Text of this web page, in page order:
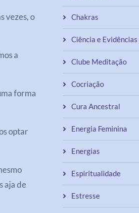
vezes, o
a
forma
optar
aja de
Chakras
Ciência e Evidências
Clube Meditação
Cocriação
Cura Ancestral
Energia Feminina
Energias
Espiritualidade
Estresse